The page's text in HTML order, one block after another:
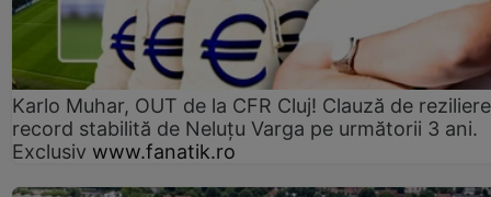
Karlo Muhar, OUT de la CFR Cluj! Clauză de reziliere
record stabilită de Neluțu Varga pe următorii 3 ani.
Exclusiv www.fanatik.ro